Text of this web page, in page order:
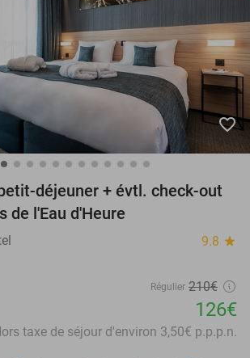
+ de 10 millions de membres
favorite_border
déjeuner + évtl. check-out
de l'Eau d'Heure
9.8 star
Régulier 210€
126€
taxe de séjour d'environ 3,50€ p.p.p.n.